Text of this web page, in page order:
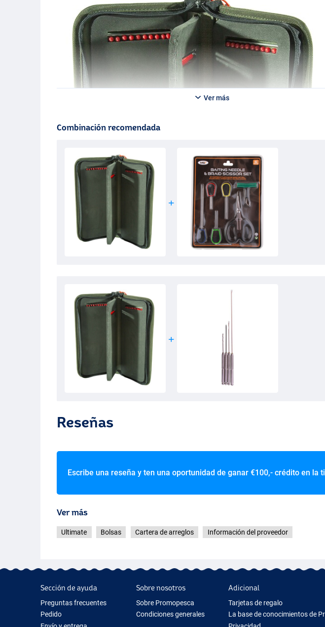
Ver más
Combinación recomendada
Reseñas
Escribe una reseña y ten una oportunidad de ganar €100,- crédito en la
Ver más
Ultimate Bolsas Cartera de arreglos Información del proveedor
Sección de ayuda
Preguntas frecuentes
Pedido
Sobre nosotros
Sobre Promopesca
Condiciones generales
Adicional
Tarjetas de regalo
La base de conocimientos de